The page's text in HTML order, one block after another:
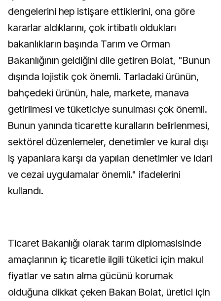
dengelerini hep istişare ettiklerini, ona göre
kararlar aldıklarını, çok irtibatlı oldukları
bakanlıkların başında Tarım ve Orman
Bakanlığının geldiğini dile getiren Bolat, "Bunun
dışında lojistik çok önemli. Tarladaki ürünün,
bahçedeki ürünün, hale, markete, manava
getirilmesi ve tüketiciye sunulması çok önemli.
Bunun yanında ticarette kuralların belirlenmesi,
sektörel düzenlemeler, denetimler ve kural dışı
iş yapanlara karşı da yapılan denetimler ve idari
ve cezai uygulamalar önemli." ifadelerini
kullandı.
Ticaret Bakanlığı olarak tarım diplomasisinde
amaçlarının iç ticaretle ilgili tüketici için makul
fiyatlar ve satın alma gücünü korumak
olduğuna dikkat çeken Bakan Bolat, üretici için